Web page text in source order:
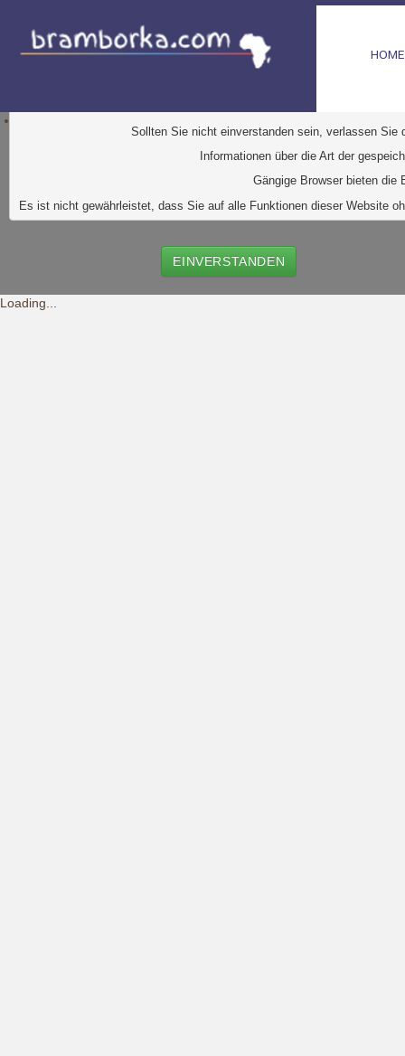
Diese Website verwendet Cookies. Dabei handelt es
Sollten Sie nicht einverstanden sein, verlassen
Informationen über die Art der
Gängige Browser bieten
Es ist nicht gewährleistet, dass Sie auf alle Funktionen dieser Website
EINVERSTANDEN
Loading...
HOME